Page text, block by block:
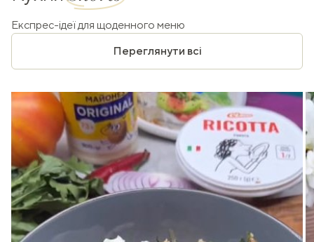
Експрес-ідеї для щоденного меню
Переглянути всі